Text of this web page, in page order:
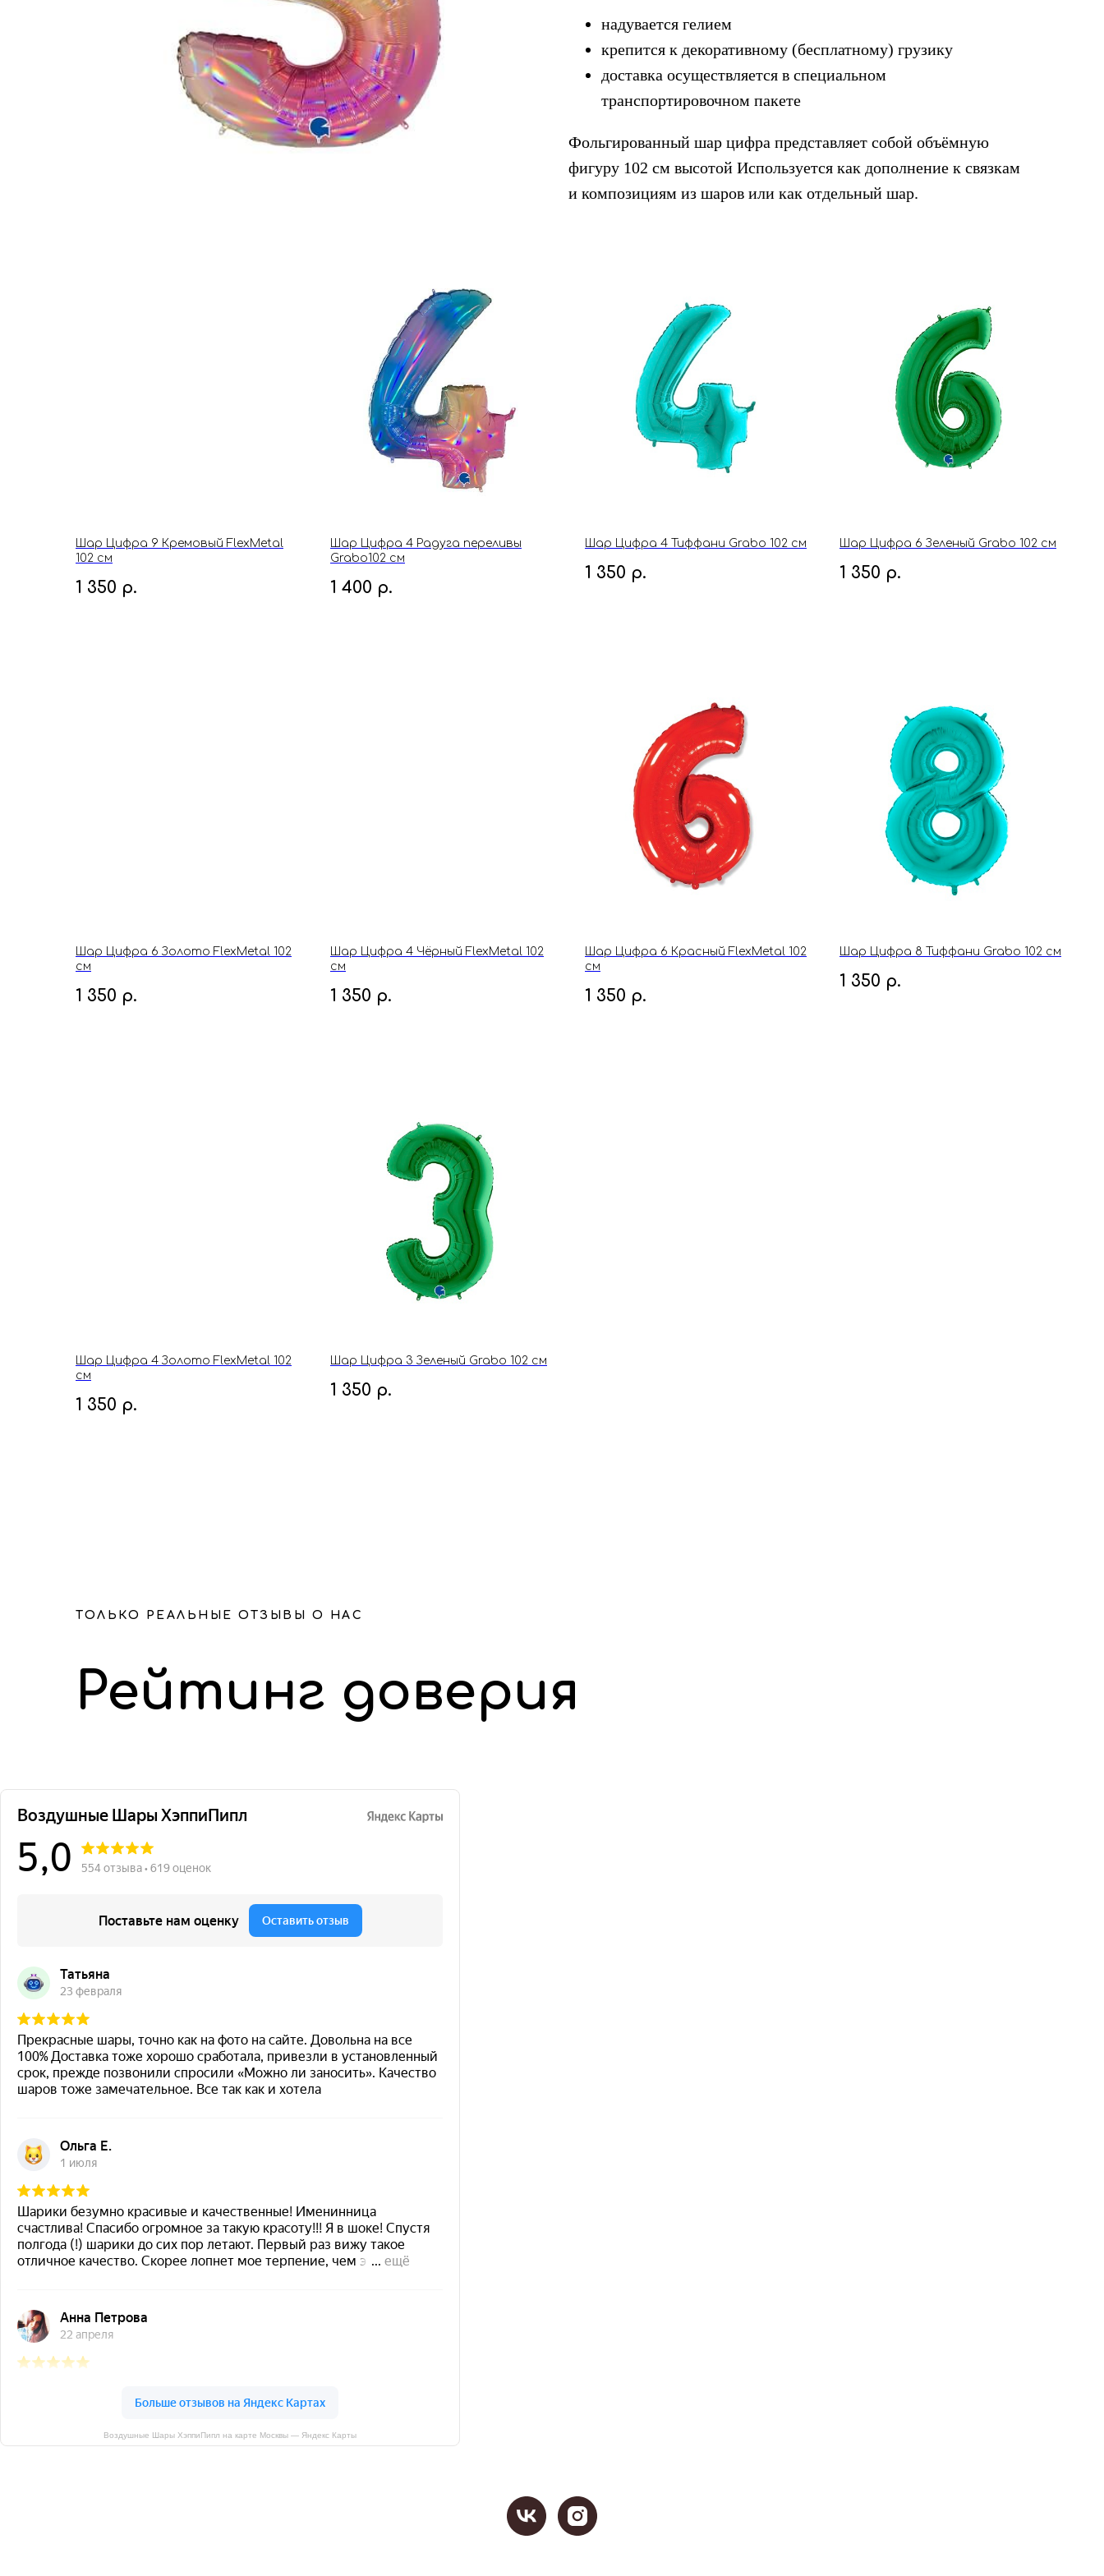
надувается гелием
крепится к декоративному (бесплатному) грузику
доставка осуществляется в специальном
транспортировочном пакете
Фольгированный шар цифра представляет собой объёмную
фигуру 102 см высотой Используется как дополнение к связкам
и композициям из шаров или как отдельный шар.
Шар Цифра 9 Кремовый FlexMetal
102 см
1 350 р.
Шар Цифра 4 Радуга переливы
Grabo102 см
1 400 р.
Шар Цифра 4 Тиффани Grabo 102 см
1 350 р.
Шар Цифра 6 Зеленый Grabo 102 см
1 350 р.
Шар Цифра 6 Золото FlexMetal 102
см
1 350 р.
Шар Цифра 4 Чёрный FlexMetal 102
см
1 350 р.
Шар Цифра 6 Красный FlexMetal 102
см
1 350 р.
Шар Цифра 8 Тиффани Grabo 102 см
1 350 р.
Шар Цифра 4 Золото FlexMetal 102
см
1 350 р.
Шар Цифра 3 Зеленый Grabo 102 см
1 350 р.
ТОЛЬКО РЕАЛЬНЫЕ ОТЗЫВЫ О НАС
Рейтинг доверия
Воздушные Шары ХэппиПипл на карте Москвы — Яндекс Карты